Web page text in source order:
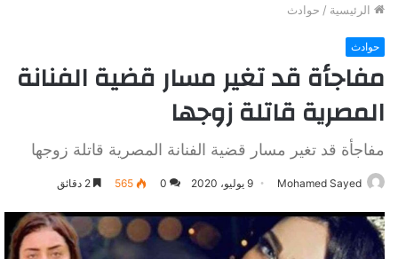
الرئيسية / حوادث
حوادث
مفاجأة قد تغير مسار قضية الفنانة
المصرية قاتلة زوجها
مفاجأة قد تغير مسار قضية الفنانة المصرية قاتلة زوجها
Mohamed Sayed 9 يوليو، 2020 0
565